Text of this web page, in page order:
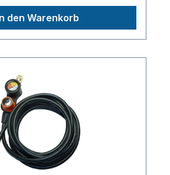
an den
Porsche-Str. 16,
den Warenkorb